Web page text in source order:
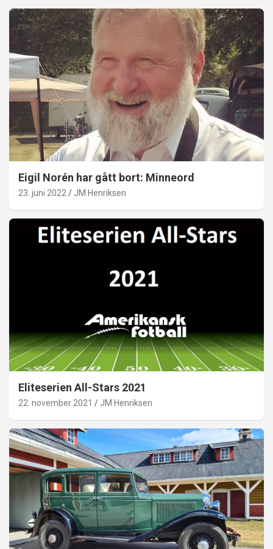
Eigil Norén har gått bort: Minneord
23. juni 2022 JM Henriksen
Eliteserien All-Stars 2021
22. november 2021 JM Henriksen